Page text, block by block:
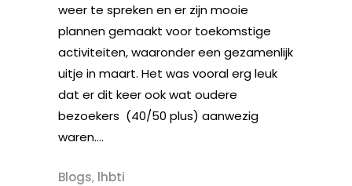
weer te spreken en er zijn mooie
plannen gemaakt voor toekomstige
activiteiten, waaronder een gezamenlijk
uitje in maart. Het was vooral erg leuk
dat er dit keer ook wat oudere
bezoekers (40/50 plus) aanwezig
waren....
Blogs, lhbti